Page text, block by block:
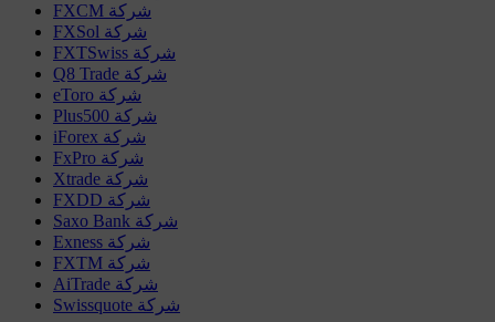
FXCM شركة
FXSol شركة
FXTSwiss شركة
Q8 Trade شركة
eToro شركة
Plus500 شركة
iForex شركة
FxPro شركة
Xtrade شركة
FXDD شركة
Saxo Bank شركة
Exness شركة
FXTM شركة
AiTrade شركة
Swissquote شركة